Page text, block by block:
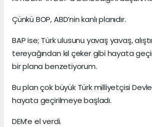
Çünkü BOP, ABD’nin kanlı planıdır.
BAP ise; Türk ulusunu yavaş yavaş,
tereyağından kıl çeker gibi hayata
bir plana benzetiyorum.
Bu plan çok büyük Türk milliyetçisi
hayata geçirilmeye başladı.
DEM’e el verdi.